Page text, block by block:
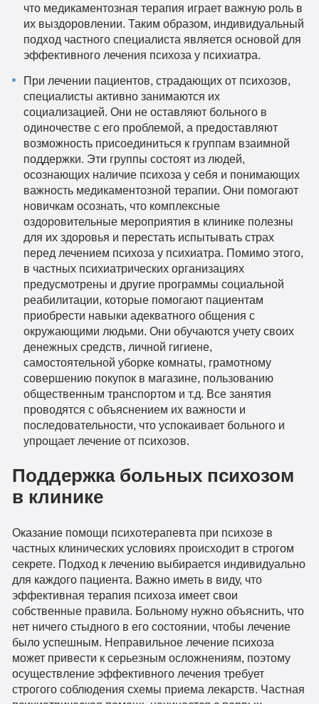
что медикаментозная терапия играет важную роль в
их выздоровлении. Таким образом, индивидуальный
подход частного специалиста является основой для
эффективного лечения психоза у психиатра.
При лечении пациентов, страдающих от психозов,
специалисты активно занимаются их
социализацией. Они не оставляют больного в
одиночестве с его проблемой, а предоставляют
возможность присоединиться к группам взаимной
поддержки. Эти группы состоят из людей,
осознающих наличие психоза у себя и понимающих
важность медикаментозной терапии. Они помогают
новичкам осознать, что комплексные
оздоровительные мероприятия в клинике полезны
для их здоровья и перестать испытывать страх
перед лечением психоза у психиатра. Помимо этого,
в частных психиатрических организациях
предусмотрены и другие программы социальной
реабилитации, которые помогают пациентам
приобрести навыки адекватного общения с
окружающими людьми. Они обучаются учету своих
денежных средств, личной гигиене,
самостоятельной уборке комнаты, грамотному
совершению покупок в магазине, пользованию
общественным транспортом и т.д. Все занятия
проводятся с объяснением их важности и
последовательности, что успокаивает больного и
упрощает лечение от психозов.
Поддержка больных психозом
в клинике
Оказание помощи психотерапевта при психозе в
частных клинических условиях происходит в строгом
секрете. Подход к лечению выбирается индивидуально
для каждого пациента. Важно иметь в виду, что
эффективная терапия психоза имеет свои
собственные правила. Больному нужно объяснить, что
нет ничего стыдного в его состоянии, чтобы лечение
было успешным. Неправильное лечение психоза
может привести к серьезным осложнениям, поэтому
осуществление эффективного лечения требует
строгого соблюдения схемы приема лекарств. Частная